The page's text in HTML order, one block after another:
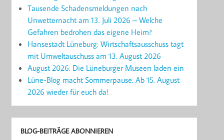
Tausende Schadensmeldungen nach
Unwetternacht am 13. Juli 2026 – Welche
Gefahren bedrohen das eigene Heim?
Hansestadt Lüneburg: Wirtschaftsausschuss tagt
mit Umweltauschuss am 13. August 2026
August 2026: Die Lüneburger Museen laden ein
Lüne-Blog macht Sommerpause: Ab 15. August
2026 wieder für euch da!
BLOG-BEITRÄGE ABONNIEREN